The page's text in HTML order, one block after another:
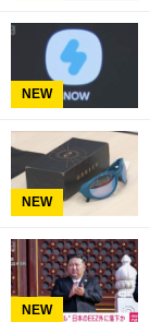
NEW
NEW
NEW